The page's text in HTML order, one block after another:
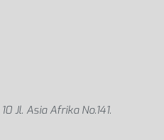
Jl. Asia Afrika No.141.